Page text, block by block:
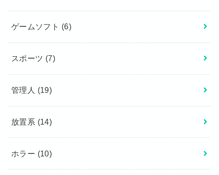
ゲームソフト (6)
スポーツ (7)
管理人 (19)
放置系 (14)
ホラー (10)